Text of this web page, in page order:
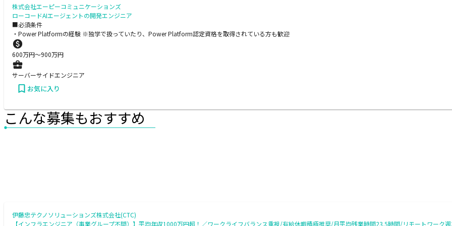
株式会社エーピーコミュニケーションズ
ローコードAIエージェントの開発エンジニア
■必須条件
・Power Platformの経験 ※独学で扱っていたり、Power Platform認定資格を取得されている方も歓迎
600万円〜900万円
サーバーサイドエンジニア
お気に入り
こんな募集もおすすめ
伊藤忠テクノソリューションズ株式会社(CTC)
【インフラエンジニア（事業グループ不問）】平均年収1000万円超！／ワークライフバランス重視/有給休暇積極推奨/月平均残業時間23.5時間/リモートワーク